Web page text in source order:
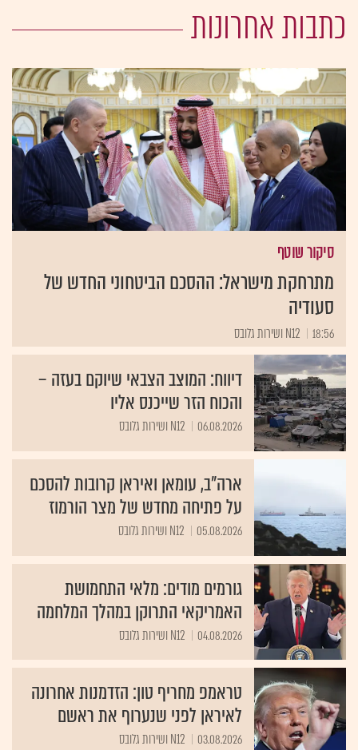
כתבות אחרונות
סיקור שוטף
מתרחקת מישראל: ההסכם הביטחוני החדש של
סעודיה
18:56 N12 ושירות גלובס
דיווח: המוצב הצבאי שיוקם בעזה –
והכוח הזר שייכנס אליו
06.08.2026 N12 ושירות גלובס
ארה"ב, עומאן ואיראן קרובות להסכם
על פתיחה מחדש של מצר הורמוז
05.08.2026 N12 ושירות גלובס
גורמים מודים: מלאי התחמושת
האמריקאי התרוקן במהלך המלחמה
04.08.2026 N12 ושירות גלובס
טראמפ מחריף טון: הזדמנות אחרונה
לאיראן לפני שנערוף את ראשם
03.08.2026 N12 ושירות גלובס